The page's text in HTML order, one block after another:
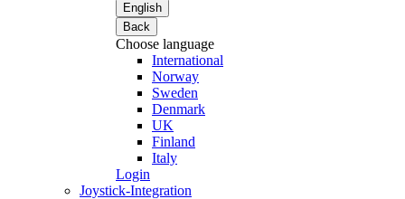
English
Back
Choose language
International
Norway
Sweden
Denmark
UK
Finland
Italy
Login
Joystick-Integration